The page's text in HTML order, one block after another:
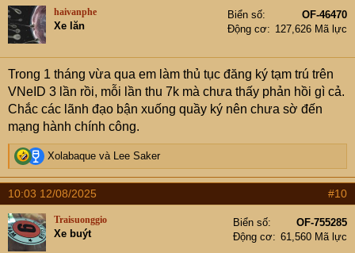
e đen đủi dính vào những chỗ công bộc lởm nhỉ . Các cụ
có trải nghiệm tích cực khi đi làm bất kể loại giấy tờ gì có
thể chia sẻ được ko.
( e ở HN ạ )
haivanphe
Xe lăn
Biển số
OF-46470
Động cơ
127,626 Mã lực
Trong 1 tháng vừa qua em làm thủ tục đăng ký tạm trú trên
VNeID 3 lần rồi, mỗi lần thu 7k mà chưa thấy phản hồi gì cả.
Chắc các lãnh đạo bận xuống quầy ký nên chưa sờ đến
mạng hành chính công.
R
e
a
c
Xolabaque và Lee Saker
10:03 12/08/2025 #10
Traisuonggio
Xe buýt
Biển số
OF-755285
Động cơ
61,560 Mã lực